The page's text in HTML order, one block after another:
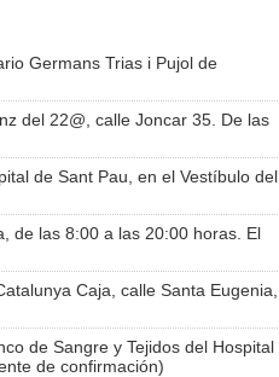
Germans Trias i Pujol de
del 22@, calle Joncar 35. De las
de Sant Pau, en el Vestíbulo del
de las 8:00 a las 20:00 horas. El
Caja, calle Santa Eugenia,
de Sangre y Tejidos del Hospital
de confirmación)